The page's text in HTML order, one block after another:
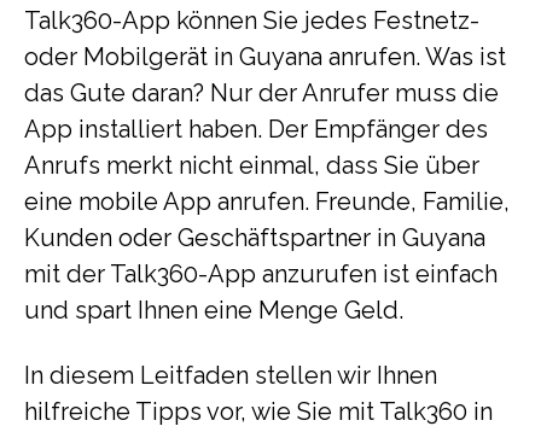
Talk360-App können Sie jedes Festnetz-
oder Mobilgerät in Guyana anrufen. Was ist
das Gute daran? Nur der Anrufer muss die
App installiert haben. Der Empfänger des
Anrufs merkt nicht einmal, dass Sie über
eine mobile App anrufen. Freunde, Familie,
Kunden oder Geschäftspartner in Guyana
mit der Talk360-App anzurufen ist einfach
und spart Ihnen eine Menge Geld.
In diesem Leitfaden stellen wir Ihnen
hilfreiche Tipps vor, wie Sie mit Talk360 in